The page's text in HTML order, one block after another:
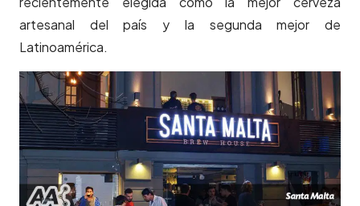
artesanal del país y la segunda mejor de
Latinoamérica.